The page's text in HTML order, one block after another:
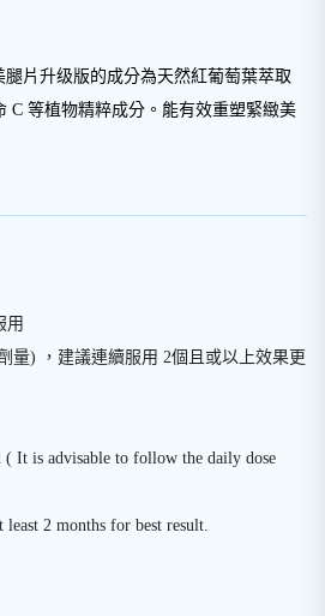
腿片升级版的成分為天然紅葡萄葉萃取
C 等植物精粹成分。能有效重塑緊緻美
用
量) ，建議連續服用 2個且或以上效果更
( It is advisable to follow the daily dose
least 2 months for best result.